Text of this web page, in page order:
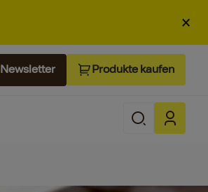
×
Newsletter Produkte kaufen